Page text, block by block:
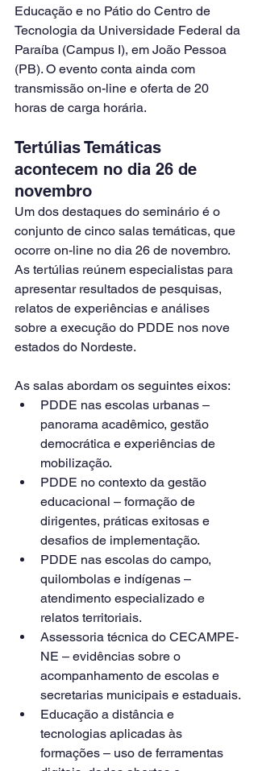
Educação e no Pátio do Centro de
Tecnologia da Universidade Federal da
Paraíba (Campus I), em João Pessoa
(PB). O evento conta ainda com
transmissão on-line e oferta de 20
horas de carga horária.
Tertúlias Temáticas
acontecem no dia 26 de
novembro
Um dos destaques do seminário é o
conjunto de cinco salas temáticas, que
ocorre on-line no dia 26 de novembro.
As tertúlias reúnem especialistas para
apresentar resultados de pesquisas,
relatos de experiências e análises
sobre a execução do PDDE nos nove
estados do Nordeste.
As salas abordam os seguintes eixos:
PDDE nas escolas urbanas –
panorama acadêmico, gestão
democrática e experiências de
mobilização.
PDDE no contexto da gestão
educacional – formação de
dirigentes, práticas exitosas e
desafios de implementação.
PDDE nas escolas do campo,
quilombolas e indígenas –
atendimento especializado e
relatos territoriais.
Assessoria técnica do CECAMPE-
NE – evidências sobre o
acompanhamento de escolas e
secretarias municipais e estaduais.
Educação a distância e
tecnologias aplicadas às
formações – uso de ferramentas